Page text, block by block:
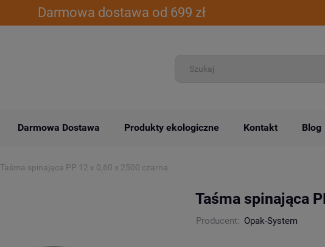
Darmowa dostawa od 699 zł
Darmowa Dostawa Produkty ekologiczne Kontakt Blog
Taśma spinająca PP 12 x 0,60 x 2500 czarna
Taśma spinająca
Producent: Opak-System